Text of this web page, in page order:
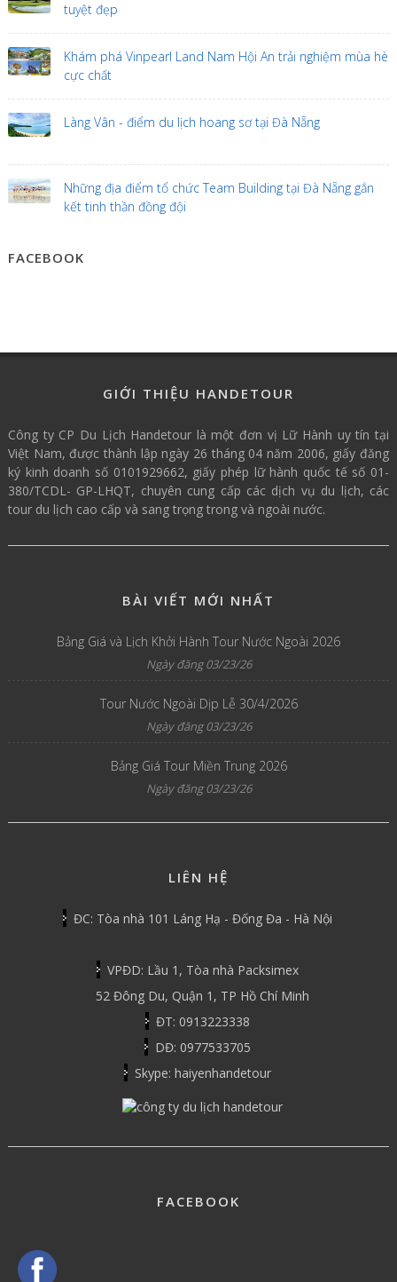
tuyệt đẹp
Khám phá Vinpearl Land Nam Hội An trải nghiệm mùa hè
cực chất
Làng Vân - điểm du lịch hoang sơ tại Đà Nẵng
Những địa điểm tổ chức Team Building tại Đà Nẵng gắn
kết tinh thần đồng đội
FACEBOOK
GIỚI THIỆU HANDETOUR
Công ty CP Du Lịch Handetour là một đơn vị Lữ Hành uy tín tại
Việt Nam, được thành lập ngày 26 tháng 04 năm 2006, giấy đăng
ký kinh doanh số 0101929662, giấy phép lữ hành quốc tế số 01-
380/TCDL- GP-LHQT, chuyên cung cấp các dịch vụ du lịch, các
tour du lịch cao cấp và sang trọng trong và ngoài nước.
BÀI VIẾT MỚI NHẤT
Bảng Giá và Lịch Khởi Hành Tour Nước Ngoài 2026
Ngày đăng 03/23/26
Tour Nước Ngoài Dịp Lễ 30/4/2026
Ngày đăng 03/23/26
Bảng Giá Tour Miền Trung 2026
Ngày đăng 03/23/26
LIÊN HỆ
ĐC: Tòa nhà 101 Láng Hạ - Đống Đa - Hà Nội
VPĐD: Lầu 1, Tòa nhà Packsimex
52 Đông Du, Quận 1, TP Hồ Chí Minh
ĐT: 0913223338
DĐ: 0977533705
Skype: haiyenhandetour
FACEBOOK